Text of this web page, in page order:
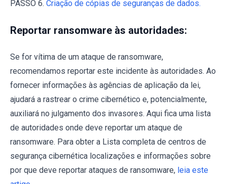
PASSO 6. Criação de cópias de seguranças de dados.
Reportar ransomware às autoridades:
Se for vítima de um ataque de ransomware,
recomendamos reportar este incidente às autoridades. Ao
fornecer informações às agências de aplicação da lei,
ajudará a rastrear o crime cibernético e, potencialmente,
auxiliará no julgamento dos invasores. Aqui fica uma lista
de autoridades onde deve reportar um ataque de
ransomware. Para obter a Lista completa de centros de
segurança cibernética localizações e informações sobre
por que deve reportar ataques de ransomware, leia este